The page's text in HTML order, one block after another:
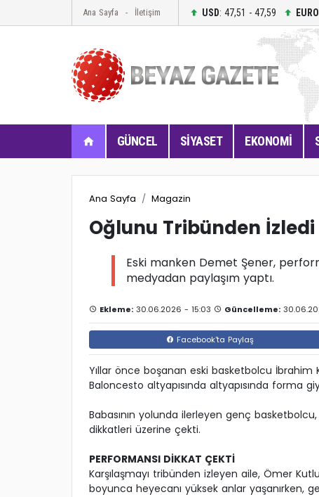
Ana Sayfa İletişim USD: 47,51 - 47,59 EURO
GÜNCEL SİYASET EKONOMİ
Ana Sayfa Magazin
Oğlunu Tribünden İzledi
Eski manken Demet Şener,
medyadan paylaşım yaptı.
Ekleme: 30.06.2026 - 15:03 Güncelleme:
Facebook'ta Paylaş
Yıllar önce boşanan eski basketbolcu
Baloncesto altyapısında altyapısında forma
Babasının yolunda ilerleyen genç
dikkatleri üzerine çekti.
PERFORMANSI DİKKAT ÇEKTİ
Karşılaşmayı tribünden izleyen aile, Ömer
boyunca heyecanı yüksek anlar yaşanırken,